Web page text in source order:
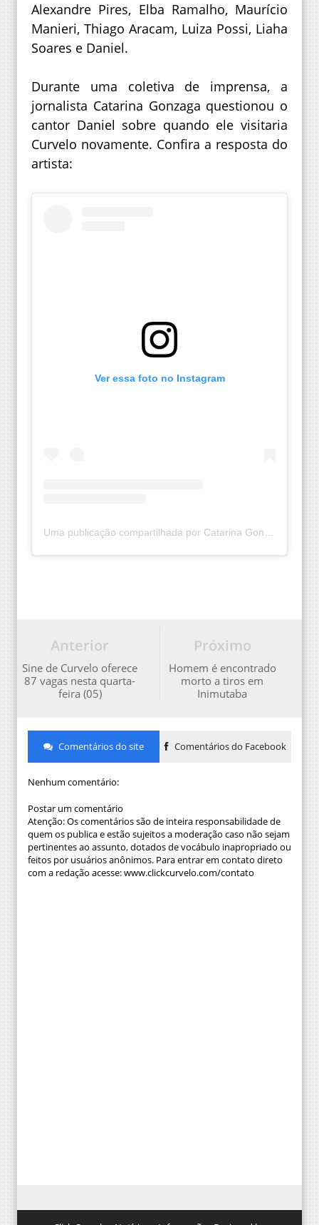
Alexandre Pires, Elba Ramalho, Maurício
Manieri, Thiago Aracam, Luiza Possi, Liaha
Soares e Daniel.
Durante uma coletiva de imprensa, a
jornalista Catarina Gonzaga questionou o
cantor Daniel sobre quando ele visitaria
Curvelo novamente. Confira a resposta do
artista:
Ver essa foto no Instagram
Próximo
Homem é encontrado
morto a tiros em
Inimutaba
Anterior
Sine de Curvelo oferece
87 vagas nesta quarta-
feira (05)
Comentários do site Comentários do Facebook
Nenhum comentário:
Postar um comentário
Atenção: Os comentários são de inteira responsabilidade de
quem os publica e estão sujeitos a moderação caso não sejam
pertinentes ao assunto, dotados de vocábulo inapropriado ou
feitos por usuários anônimos. Para entrar em contato direto
com a redação acesse: www.clickcurvelo.com/contato